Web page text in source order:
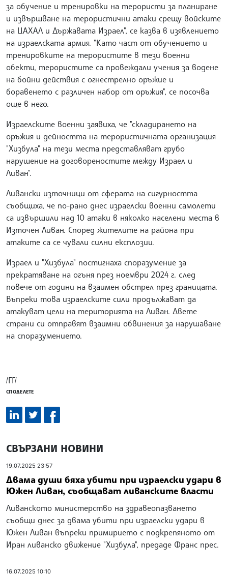
за обучение и тренировки на терористи за планиране
и извършване на терористични атаки срещу войските
на ЦАХАЛ и Държавата Израел", се казва в изявлението
на израелската армия. "Като част от обучението и
тренировките на терористите в тези военни
обекти, терористите са провеждали учения за водене
на бойни действия с огнестрелно оръжие и
боравенето с различен набор от оръжия", се посочва
още в него.
Израелските военни заявиха, че "складирането на
оръжия и дейността на терористичната организация
"Хизбула" на тези места представляват грубо
нарушение на договореностите между Израел и
Ливан".
Ливански източници от сферата на сигурността
съобщиха, че по-рано днес израелски военни самолети
са извършили над 10 атаки в няколко населени места в
Източен Ливан. Според жителите на района при
атаките са се чували силни експлозии.
Израел и "Хизбула" постигнаха споразумение за
прекратяване на огъня през ноември 2024 г. след
повече от години на взаимен обстрел през границата.
Въпреки това израелските сили продължават да
атакуват цели на територията на Ливан. Двете
страни си отправят взаимни обвинения за нарушаване
на споразумението.
/ГГ/
СПОДЕЛЕТЕ
СВЪРЗАНИ НОВИНИ
19.07.2025 23:57
Двама души бяха убити при израелски удари в
Южен Ливан, съобщават ливанските власти
Ливанското министерство на здравеопазването
съобщи днес за двама убити при израелски удари в
Южен Ливан въпреки примирието с подкрепяното от
Иран ливанско движение "Хизбула", предаде Франс прес.
16.07.2025 10:10